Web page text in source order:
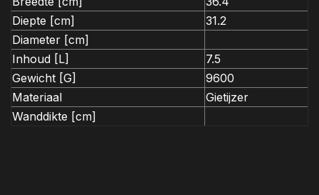
Diepte [cm]
31.2
Diameter [cm]
Inhoud [L]
7.5
Gewicht [G]
9600
Materiaal
Gietijzer
Wanddikte [cm]